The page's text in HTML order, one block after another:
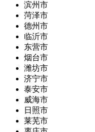
滨州市
菏泽市
德州市
临沂市
东营市
烟台市
潍坊市
济宁市
泰安市
威海市
日照市
莱芜市